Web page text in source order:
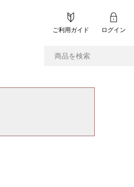
ご利用ガイド ログイン